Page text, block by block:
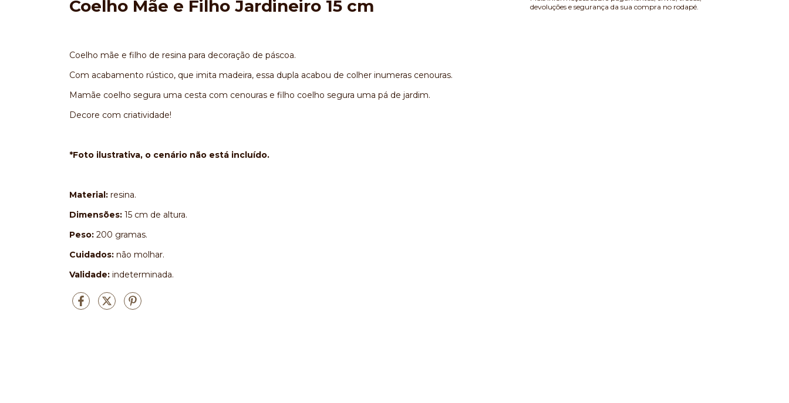
Coelho Mãe e Filho Jardineiro 15 cm
Coelho mãe e filho de resina para decoração de páscoa.
Com acabamento rústico, que imita madeira, essa dupla acabou de colher inumeras cenouras.
Mamãe coelho segura uma cesta com cenouras e filho coelho segura uma pá de jardim.
Decore com criatividade!
*Foto ilustrativa, o cenário não está incluído.
Material: resina.
Dimensões: 15 cm de altura.
Peso: 200 gramas.
Cuidados: não molhar.
Validade: indeterminada.
devoluções e segurança da sua compra no rodapé.